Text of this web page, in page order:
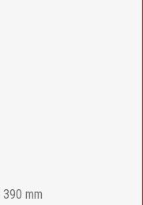
mm